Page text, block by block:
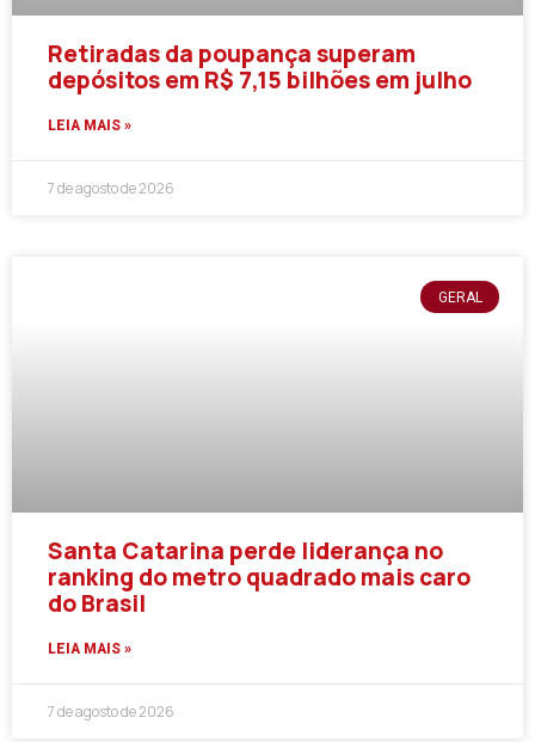
Retiradas da poupança superam
depósitos em R$ 7,15 bilhões em julho
LEIA MAIS »
7 de agosto de 2026
GERAL
Santa Catarina perde liderança no
ranking do metro quadrado mais caro
do Brasil
LEIA MAIS »
7 de agosto de 2026